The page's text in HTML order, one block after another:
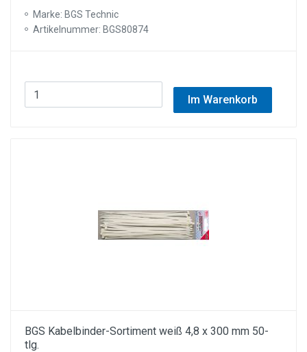
Marke: BGS Technic
Artikelnummer: BGS80874
Im Warenkorb
BGS Kabelbinder-Sortiment weiß 4,8 x 300 mm 50-
tlg.